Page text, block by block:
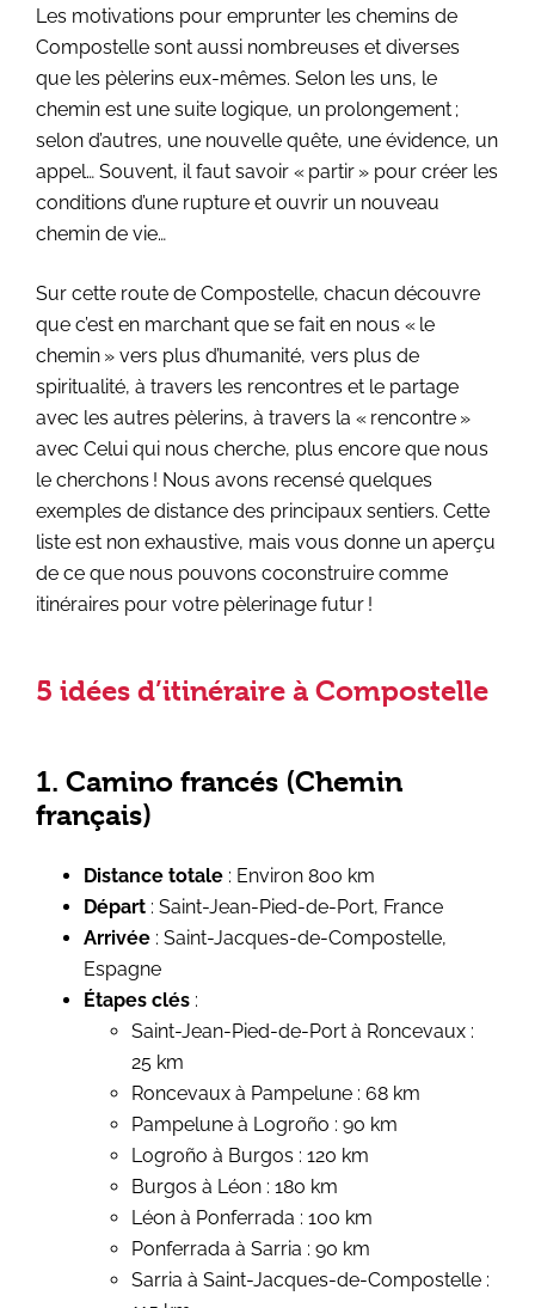
Les motivations pour emprunter les chemins de
Compostelle sont aussi nombreuses et diverses
que les pèlerins eux-mêmes. Selon les uns, le
chemin est une suite logique, un prolongement ;
selon d’autres, une nouvelle quête, une évidence, un
appel… Souvent, il faut savoir « partir » pour créer les
conditions d’une rupture et ouvrir un nouveau
chemin de vie…
Sur cette route de Compostelle, chacun découvre
que c’est en marchant que se fait en nous « le
chemin » vers plus d’humanité, vers plus de
spiritualité, à travers les rencontres et le partage
avec les autres pèlerins, à travers la « rencontre »
avec Celui qui nous cherche, plus encore que nous
le cherchons ! Nous avons recensé quelques
exemples de distance des principaux sentiers. Cette
liste est non exhaustive, mais vous donne un aperçu
de ce que nous pouvons coconstruire comme
itinéraires pour votre pèlerinage futur !
5 idées d’itinéraire à Compostelle
1. Camino francés (Chemin
français)
Distance totale : Environ 800 km
Départ : Saint-Jean-Pied-de-Port, France
Arrivée : Saint-Jacques-de-Compostelle,
Espagne
Étapes clés :
Saint-Jean-Pied-de-Port à Roncevaux :
25 km
Roncevaux à Pampelune : 68 km
Pampelune à Logroño : 90 km
Logroño à Burgos : 120 km
Burgos à Léon : 180 km
Léon à Ponferrada : 100 km
Ponferrada à Sarria : 90 km
Sarria à Saint-Jacques-de-Compostelle :